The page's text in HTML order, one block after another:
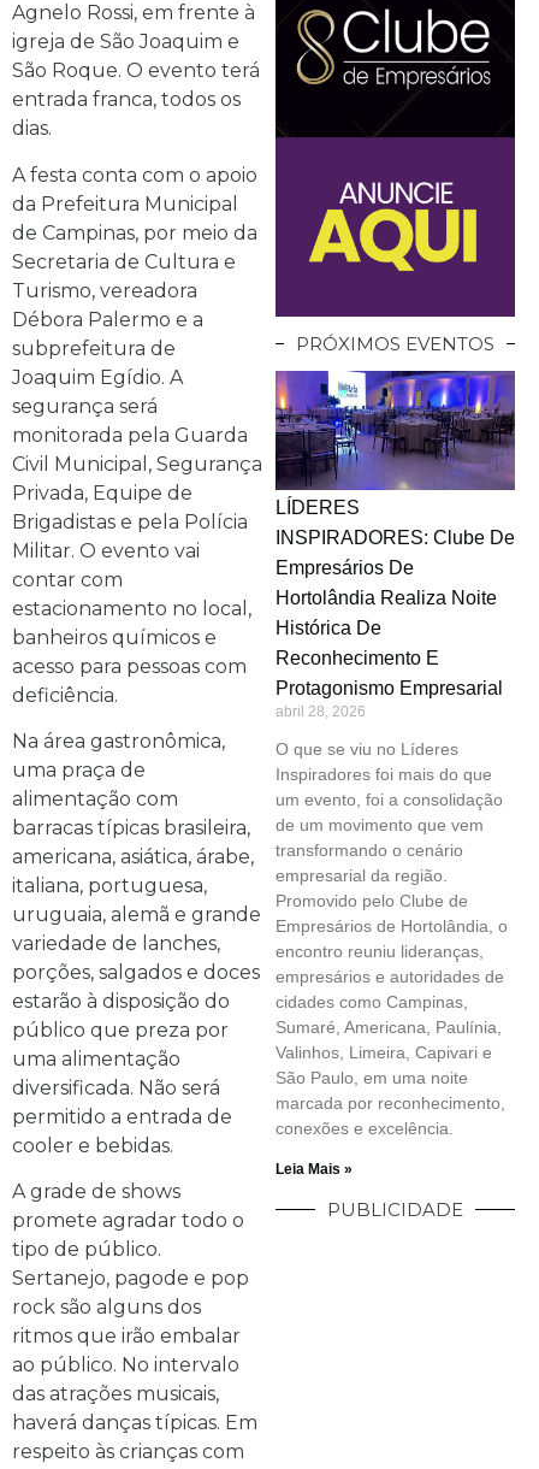
Agnelo Rossi, em frente à
igreja de São Joaquim e
São Roque. O evento terá
entrada franca, todos os
dias.
A festa conta com o apoio
da Prefeitura Municipal
de Campinas, por meio da
Secretaria de Cultura e
Turismo, vereadora
Débora Palermo e a
subprefeitura de
Joaquim Egídio. A
segurança será
monitorada pela Guarda
Civil Municipal, Segurança
Privada, Equipe de
Brigadistas e pela Polícia
Militar. O evento vai
contar com
estacionamento no local,
banheiros químicos e
acesso para pessoas com
deficiência.
Na área gastronômica,
uma praça de
alimentação com
barracas típicas brasileira,
americana, asiática, árabe,
italiana, portuguesa,
uruguaia, alemã e grande
variedade de lanches,
porções, salgados e doces
estarão à disposição do
público que preza por
uma alimentação
diversificada. Não será
permitido a entrada de
cooler e bebidas.
A grade de shows
promete agradar todo o
tipo de público.
Sertanejo, pagode e pop
rock são alguns dos
ritmos que irão embalar
ao público. No intervalo
das atrações musicais,
haverá danças típicas. Em
respeito às crianças com
PRÓXIMOS EVENTOS
LÍDERES
INSPIRADORES: Clube De
Empresários De
Hortolândia Realiza Noite
Histórica De
Reconhecimento E
Protagonismo Empresarial
abril 28, 2026
O que se viu no Líderes
Inspiradores foi mais do que
um evento, foi a consolidação
de um movimento que vem
transformando o cenário
empresarial da região.
Promovido pelo Clube de
Empresários de Hortolândia, o
encontro reuniu lideranças,
empresários e autoridades de
cidades como Campinas,
Sumaré, Americana, Paulínia,
Valinhos, Limeira, Capivari e
São Paulo, em uma noite
marcada por reconhecimento,
conexões e excelência.
Leia Mais »
PUBLICIDADE